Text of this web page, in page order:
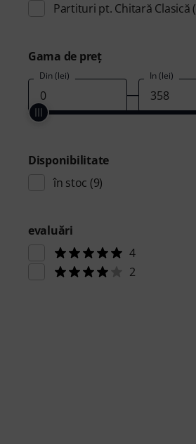
Partituri pt. Chitară Clasică
Gama de preţ
Din (lei) În (lei)
Disponibilitate
în stoc (9)
evaluări
4
2